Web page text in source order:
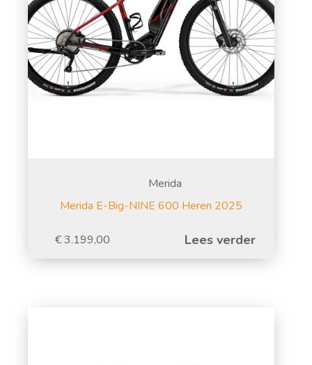
Merida
Merida E-Big-NINE 600 Heren 2025
€3.199,00 Lees verder